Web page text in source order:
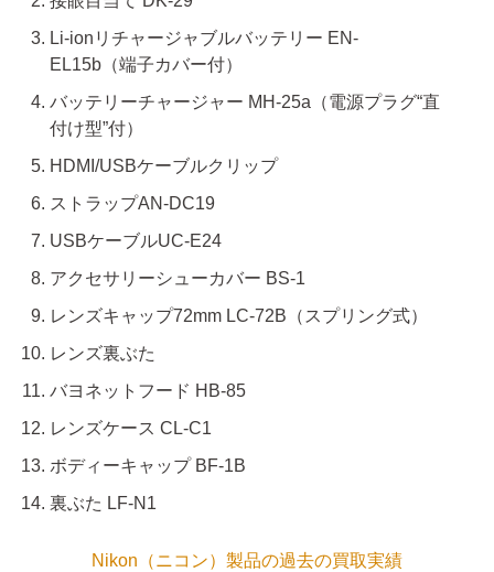
Li-ionリチャージャブルバッテリー EN-
EL15b（端子カバー付）
バッテリーチャージャー MH-25a（電源プラグ“直
付け型”付）
HDMI/USBケーブルクリップ
ストラップAN-DC19
USBケーブルUC-E24
アクセサリーシューカバー BS-1
レンズキャップ72mm LC-72B（スプリング式）
レンズ裏ぶた
バヨネットフード HB-85
レンズケース CL-C1
ボディーキャップ BF-1B
裏ぶた LF-N1
Nikon（ニコン）製品の過去の買取実績